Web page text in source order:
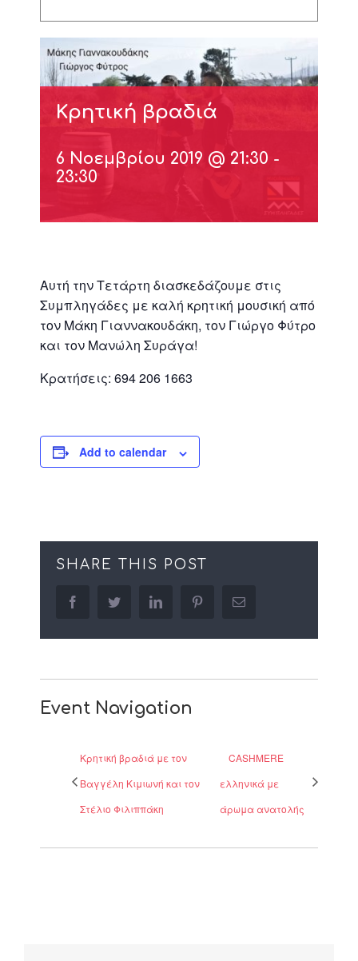
Κρητική βραδιά
6 Νοεμβρίου 2019 @ 21:30 -
23:30
Αυτή την Τετάρτη διασκεδάζουμε στις
Συμπληγάδες με καλή κρητική μουσική από
τον Μάκη Γιαννακουδάκη, τον Γιώργο Φύτρο
και τον Μανώλη Συράγα!
Κρατήσεις: 694 206 1663
Add to calendar
SHARE THIS POST
facebooktwitter linkedin pinterestEmail
Event Navigation
Κρητική βραδιά με τον
Βαγγέλη Κιμιωνή και τον
Στέλιο Φιλιππάκη
CASHMERE
ελληνικά με
άρωμα ανατολής